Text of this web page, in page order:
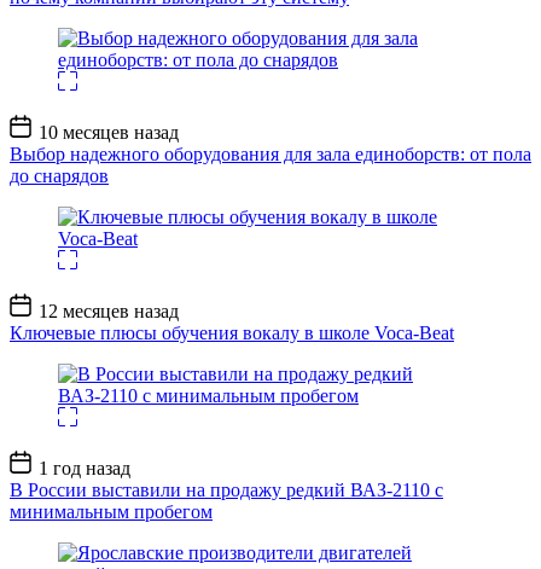
Дата
записи
10 месяцев назад
Выбор надежного оборудования для зала единоборств: от пола
до снарядов
Дата
записи
12 месяцев назад
Ключевые плюсы обучения вокалу в школе Voca-Beat
Дата
записи
1 год назад
В России выставили на продажу редкий ВАЗ-2110 с
минимальным пробегом